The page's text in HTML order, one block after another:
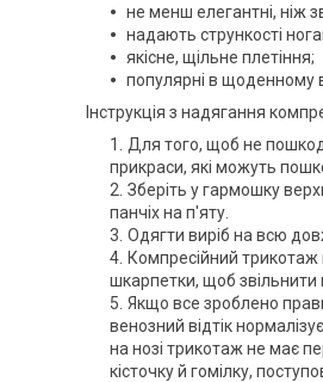
не менш елегантні, ніж
надають стрункості
якісне, щільне плетіння;
популярні в щоденному
Інструкція з надягання
Для того, щоб не
прикраси, які можуть
Зберіть у гармошку
панчіх на п'яту.
Одягти виріб на всю
Компресійний трикотаж
шкарпетки, щоб звільнити
Якщо все зроблено
венозний відтік
на нозі трикотаж не має
кісточку й гомілку,